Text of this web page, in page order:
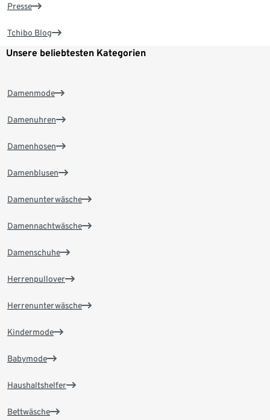
Presse
Tchibo Blog
Unsere beliebtesten Kategorien
Damenmode
Damenuhren
Damenhosen
Damenblusen
Damenunterwäsche
Damennachtwäsche
Damenschuhe
Herrenpullover
Herrenunterwäsche
Kindermode
Babymode
Haushaltshelfer
Bettwäsche